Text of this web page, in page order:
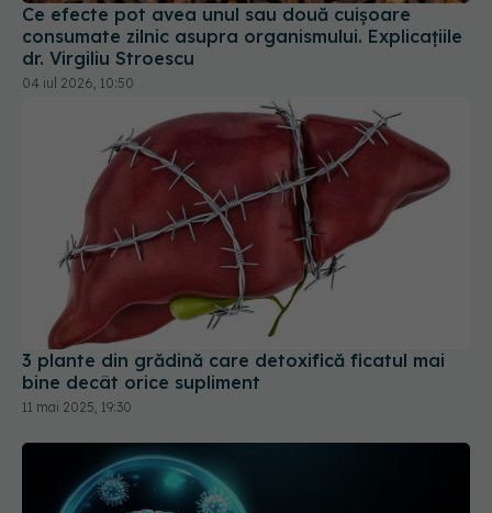
Ce efecte pot avea unul sau două cuișoare
consumate zilnic asupra organismului. Explicațiile
dr. Virgiliu Stroescu
04 iul 2026, 10:50
3 plante din grădină care detoxifică ficatul mai
bine decât orice supliment
11 mai 2025, 19:30